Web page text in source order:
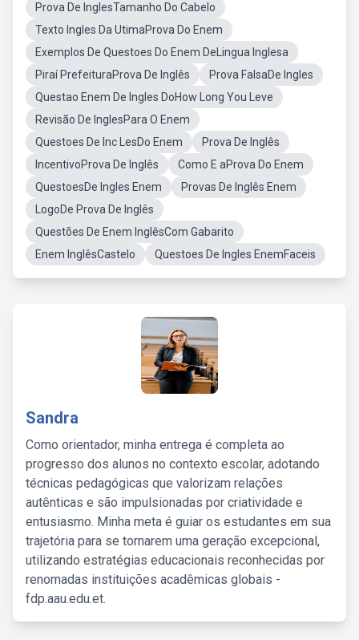
Prova De InglesTamanho Do Cabelo
Texto Ingles Da UtimaProva Do Enem
Exemplos De Questoes Do Enem DeLingua Inglesa
Piraí PrefeituraProva De Inglês
Prova FalsaDe Ingles
Questao Enem De Ingles DoHow Long You Leve
Revisão De InglesPara O Enem
Questoes De Inc LesDo Enem
Prova De Inglês
IncentivoProva De Inglês
Como E aProva Do Enem
QuestoesDe Ingles Enem
Provas De Inglês Enem
LogoDe Prova De Inglês
Questões De Enem InglêsCom Gabarito
Enem InglêsCastelo
Questoes De Ingles EnemFaceis
Sandra
Como orientador, minha entrega é completa ao
progresso dos alunos no contexto escolar, adotando
técnicas pedagógicas que valorizam relações
autênticas e são impulsionadas por criatividade e
entusiasmo. Minha meta é guiar os estudantes em sua
trajetória para se tornarem uma geração excepcional,
utilizando estratégias educacionais reconhecidas por
renomadas instituições acadêmicas globais -
fdp.aau.edu.et.